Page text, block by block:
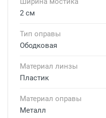
2 см
Тип оправы
Ободковая
Материал линзы
Пластик
Материал оправы
Металл